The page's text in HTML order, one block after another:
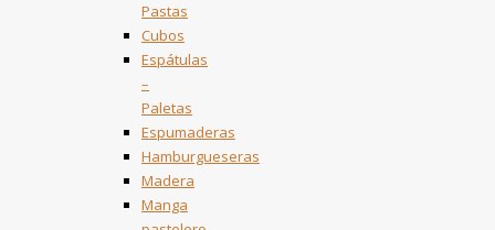
Pastas
Cubos
Espátulas
–
Paletas
Espumaderas
Hamburgueseras
Madera
Manga